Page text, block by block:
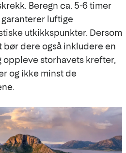
Beregn ca. 5-6 timer
luftige
utkikkspunkter. Dersom
dere også inkludere en
oppleve storhavets krefter,
og ikke minst de